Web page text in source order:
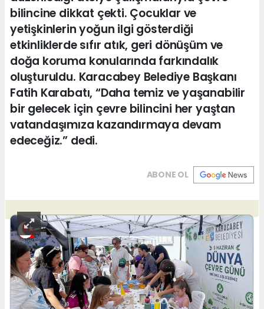
bilincine dikkat çekti. Çocuklar ve
yetişkinlerin yoğun ilgi gösterdiği
etkinliklerde sıfır atık, geri dönüşüm ve
doğa koruma konularında farkındalık
oluşturuldu. Karacabey Belediye Başkanı
Fatih Karabatı, “Daha temiz ve yaşanabilir
bir gelecek için çevre bilincini her yaştan
vatandaşımıza kazandırmaya devam
edeceğiz.” dedi.
ABONE OL